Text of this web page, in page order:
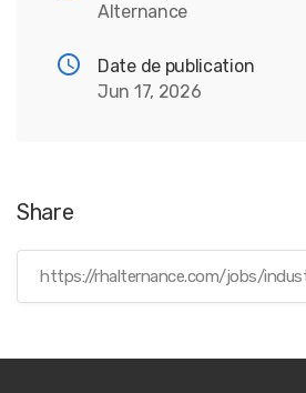
Alternance
Date de publication
Jun 17, 2026
Share